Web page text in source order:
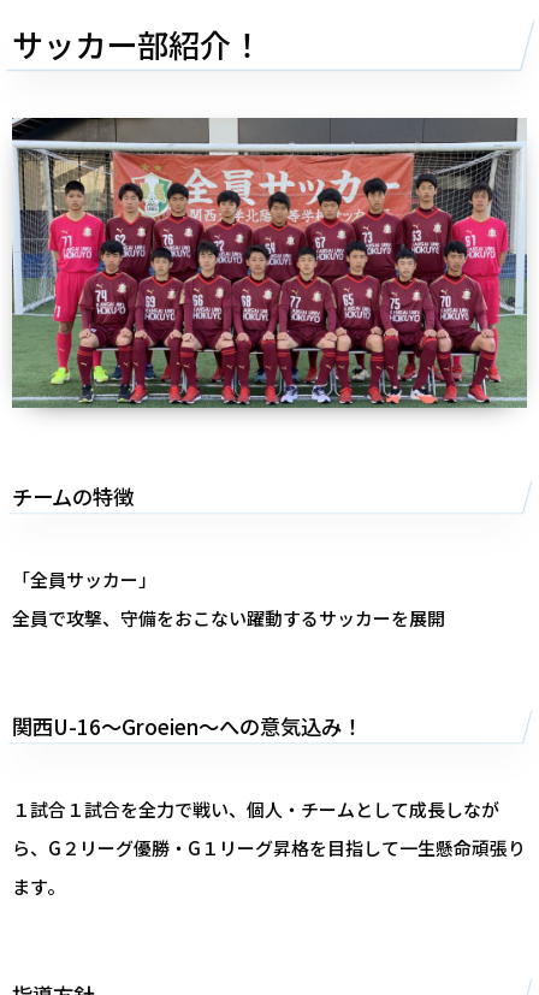
サッカー部紹介！
チームの特徴
「全員サッカー」
全員で攻撃、守備をおこない躍動するサッカーを展開
関西U-16～Groeien～への意気込み！
１試合１試合を全力で戦い、個人・チームとして成長しなが
ら、G２リーグ優勝・G１リーグ昇格を目指して一生懸命頑張り
ます。